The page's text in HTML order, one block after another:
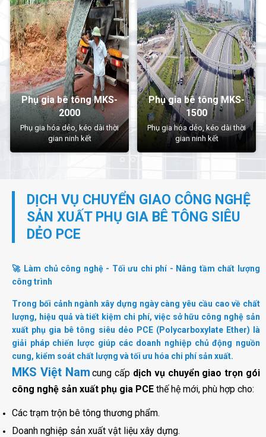
Phụ gia bê tông MKS-
1500
Phụ gia hóa dẻo, kéo dài thời
gian ninh kết
Liên hệ
Phụ gia bê tông MK-R
Phụ gia duy trì sụt
Liên hệ
DỊCH VỤ CHUYỂN GIAO CÔNG NGHỆ
SẢN XUẤT PHỤ GIA BÊ TÔNG SIÊU
DẺO PCE
🚀 Làm chủ công nghệ - Tối ưu chi phí - Nâng tầm chất lượng
công trình
Trong bối cảnh ngành xây dựng ngày càng yêu cầu cao về chất
lượng, hiệu quả và tiết kiệm chi phí, việc sở hữu công nghệ sản
xuất phụ gia bê tông siêu dẻo PCE (Polycarboxylate Ether) là
giải pháp chiến lược giúp các doanh nghiệp chủ động nguồn
cung, kiểm soát chất lượng và tối ưu hóa chi phí sản xuất.
MKS Việt Nam cung cấp dịch vụ chuyển giao trọn gói
công nghệ sản xuất phụ gia PCE thế hệ mới, phù hợp cho:
Các trạm trộn bê tông thương phẩm.
Doanh nghiệp sản xuất vật liệu xây dựng.